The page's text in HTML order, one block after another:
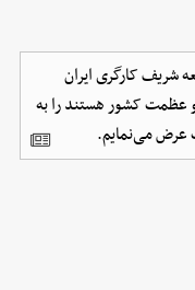
جامعه شریف کارگری ایران
عظمت کشور هستند را به
عرض می‌نمایم.